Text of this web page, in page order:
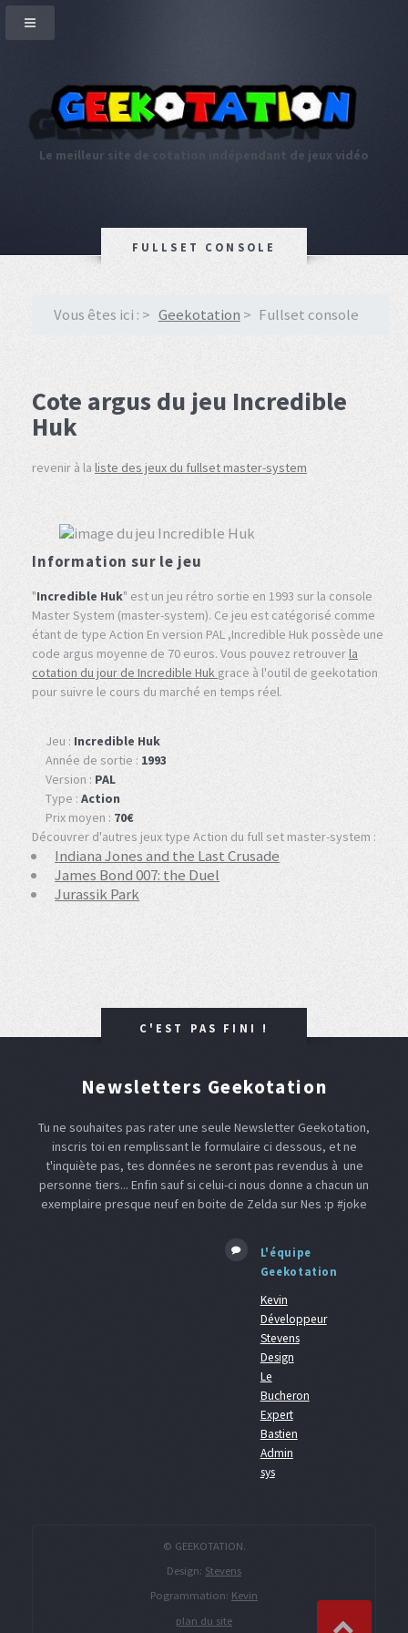
Le meilleur site de cotation indépendant de jeux vidéo
FULLSET CONSOLE
Vous êtes ici : Geekotation Fullset console
Cote argus du jeu Incredible
Huk
revenir à la liste des jeux du fullset master-system
Information sur le jeu
"Incredible Huk" est un jeu rétro sortie en 1993 sur la console
Master System (master-system). Ce jeu est catégorisé comme
étant de type Action En version PAL ,Incredible Huk possède une
code argus moyenne de 70 euros. Vous pouvez retrouverla
cotation du jour de Incredible Huk grace à l'outil de geekotation
pour suivre le cours du marché en temps réel.
Jeu : Incredible Huk
Année de sortie : 1993
Version : PAL
Type : Action
Prix moyen : 70€
Découvrer d'autres jeux type Action du full set master-system :
Indiana Jones and the Last Crusade
James Bond 007: the Duel
Jurassik Park
C'EST PAS FINI !
Newsletters Geekotation
Tu ne souhaites pas rater une seule Newsletter Geekotation,
inscris toi en remplissant le formulaire ci dessous, et ne
t'inquiète pas, tes données ne seront pas revendus à une
personne tiers... Enfin sauf si celui-ci nous donne a chacun un
exemplaire presque neuf en boite de Zelda sur Nes :p #joke
L'équipe
Geekotation
Kevin
Développeur
Stevens
Design
Le
Bucheron
Expert
Bastien
Admin
sys
© GEEKOTATION.
Design: Stevens
Pogrammation: Kevin
plan du site